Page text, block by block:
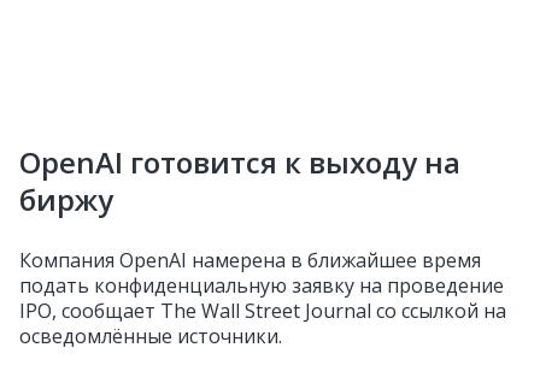
OpenAI готовится к выходу на
биржу
Компания OpenAI намерена в ближайшее время
подать конфиденциальную заявку на проведение
IPO, сообщает The Wall Street Journal со ссылкой на
осведомлённые источники.